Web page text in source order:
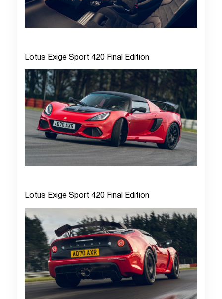
Lotus Exige Sport 420 Final Edition
Lotus Exige Sport 420 Final Edition